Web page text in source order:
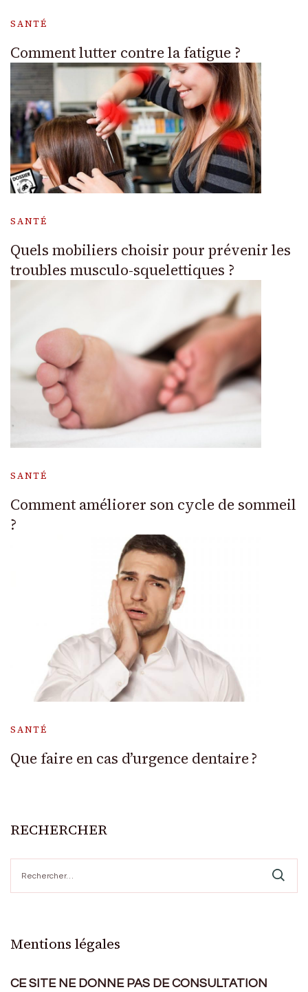
SANTÉ
Comment lutter contre la fatigue ?
SANTÉ
Quels mobiliers choisir pour prévenir les
troubles musculo-squelettiques ?
SANTÉ
Comment améliorer son cycle de sommeil
?
SANTÉ
Que faire en cas d’urgence dentaire ?
RECHERCHER
Mentions légales
CE SITE NE DONNE PAS DE CONSULTATION